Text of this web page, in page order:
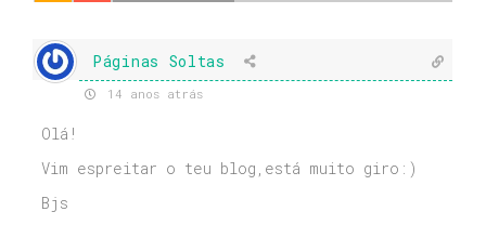
Páginas Soltas
14 anos atrás
Olá!
Vim espreitar o teu blog,está muito giro:)
Bjs